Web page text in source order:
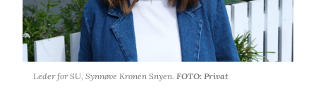
Leder for SU, Synnøve Kronen Snyen. FOTO: Privat